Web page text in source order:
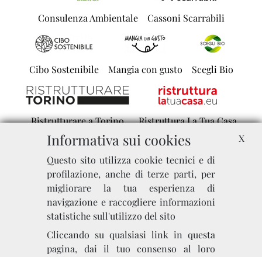
Consulenza Ambientale Cassoni Scarrabili
Cibo Sostenibile Mangia con gusto Scegli Bio
Ristrutturare a Torino Ristruttura La Tua Casa
Bagno e Arredo Bagni da Sogno Sei di Torino Se...
Agenzie di Comunicazione Communication Italy
X
Informativa sui cookies
Questo sito utilizza cookie tecnici e di
profilazione, anche di terze parti, per
migliorare la tua esperienza di
navigazione e raccogliere informazioni
statistiche sull'utilizzo del sito
Cliccando su qualsiasi link in questa
pagina, dai il tuo consenso al loro